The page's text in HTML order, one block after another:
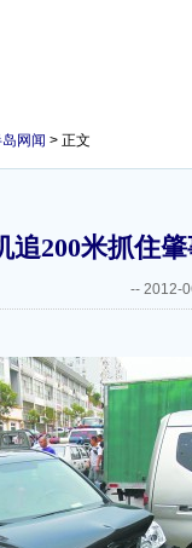
网闻 > 正文
追200米抓住
-- 2012-